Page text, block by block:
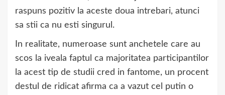
raspuns pozitiv la aceste doua intrebari, atunci
sa stii ca nu esti singurul.
In realitate, numeroase sunt anchetele care au
scos la iveala faptul ca majoritatea participantilor
la acest tip de studii cred in fantome, un procent
destul de ridicat afirma ca a vazut cel putin o